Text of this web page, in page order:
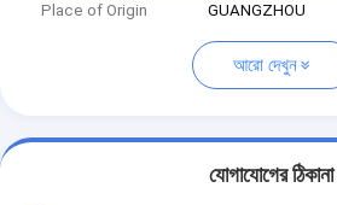
Place of Origin
GUANGZHOU
আরো দেখুন
যোগাযোগের ঠিকানা